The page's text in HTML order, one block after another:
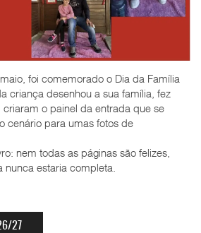
foi comemorado o Dia da Família
criança desenhou a sua família, fez
o painel da entrada que se
cenário para umas fotos de
nem todas as páginas são felizes,
nunca estaria completa.
27